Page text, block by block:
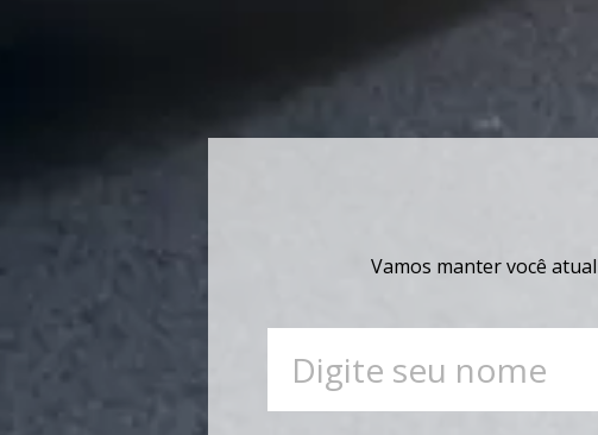
Vamos manter você